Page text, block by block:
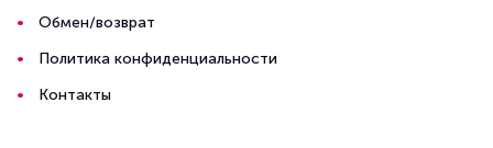
Обмен/возврат
Политика конфиденциальности
Контакты